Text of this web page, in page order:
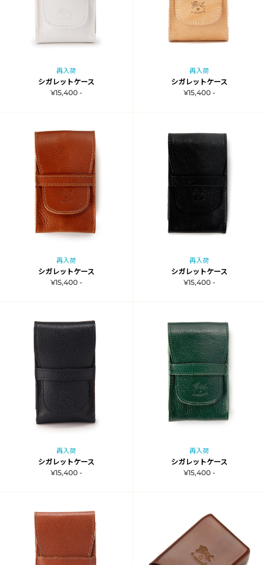
再入荷
シガレットケース
¥15,400 -
再入荷
シガレットケース
¥15,400 -
再入荷
シガレットケース
¥15,400 -
再入荷
シガレットケース
¥15,400 -
再入荷
シガレットケース
¥15,400 -
再入荷
シガレットケース
¥15,400 -